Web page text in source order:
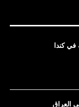
في كندا
العراق